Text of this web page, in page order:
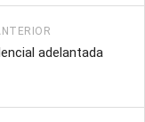
adelantada